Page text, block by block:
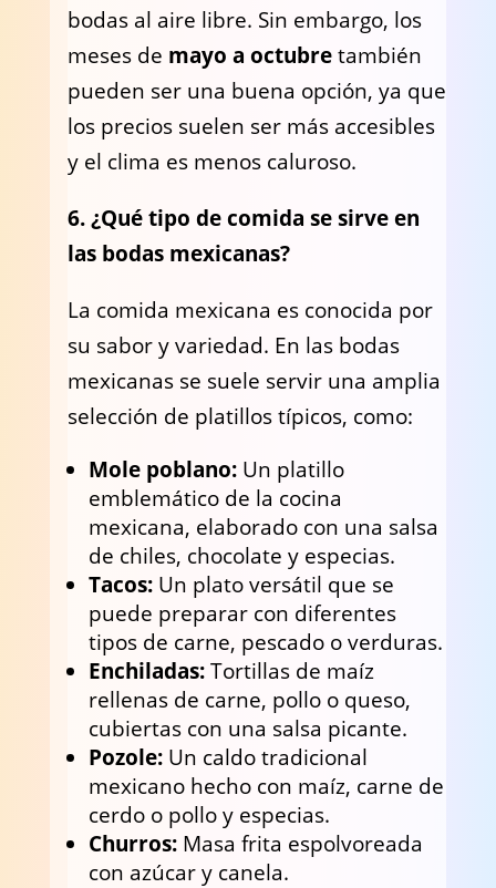
bodas al aire libre. Sin embargo, los
meses de mayo a octubretambién
pueden ser una buena opción, ya que
los precios suelen ser más accesibles
y el clima es menos caluroso.
6. ¿Qué tipo de comida se sirve en
las bodas mexicanas?
La comida mexicana es conocida por
su sabor y variedad. En las bodas
mexicanas se suele servir una amplia
selección de platillos típicos, como:
Mole poblano:Un platillo
emblemático de la cocina
mexicana, elaborado con una salsa
de chiles, chocolate y especias.
Tacos:Un plato versátil que se
puede preparar con diferentes
tipos de carne, pescado o verduras.
Enchiladas:Tortillas de maíz
rellenas de carne, pollo o queso,
cubiertas con una salsa picante.
Pozole:Un caldo tradicional
mexicano hecho con maíz, carne de
cerdo o pollo y especias.
Churros:Masa frita espolvoreada
con azúcar y canela.